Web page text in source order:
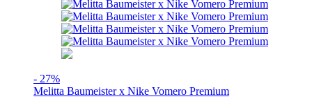
- 27%
Melitta Baumeister x Nike Vomero Premium